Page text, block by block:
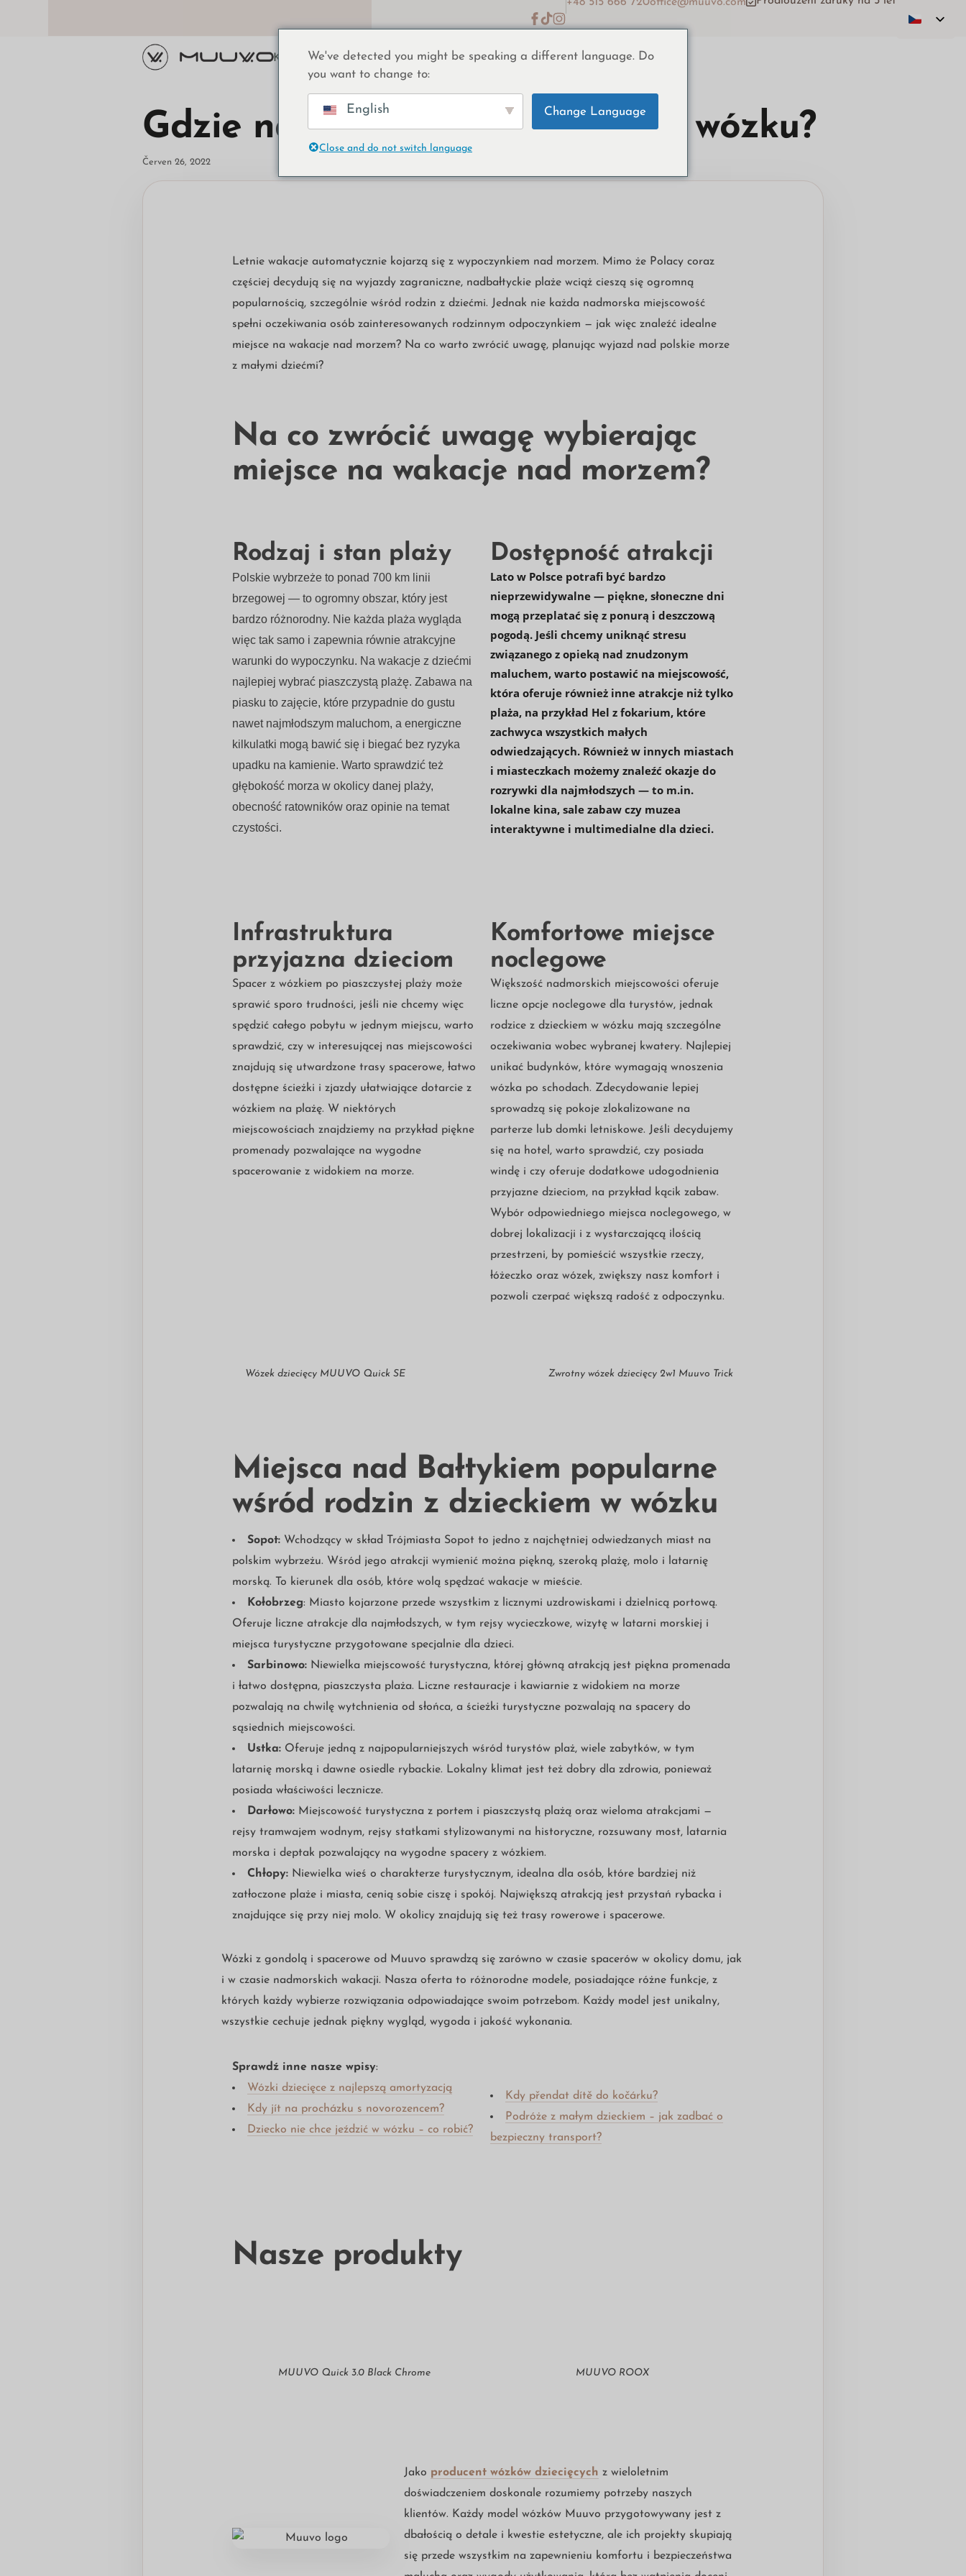
KočárkyžidličkyKde koupitO násPoradenstvíPomoc a kontakt
Gdzie nad morze z dzieckiem w wózku?
Červen 26, 2022
Letnie wakacje automatycznie kojarzą się z wypoczynkiem nad morzem. Mimo że Polacy coraz
częściej decydują się na wyjazdy zagraniczne, nadbałtyckie plaże wciąż cieszą się ogromną
popularnością, szczególnie wśród rodzin z dziećmi. Jednak nie każda nadmorska miejscowość
spełni oczekiwania osób zainteresowanych rodzinnym odpoczynkiem — jak więc znaleźć idealne
miejsce na wakacje nad morzem? Na co warto zwrócić uwagę, planując wyjazd nad polskie morze
z małymi dziećmi?
Na co zwrócić uwagę wybierając
miejsce na wakacje nad morzem?
Rodzaj i stan plaży
Polskie wybrzeże to ponad 700 km linii
brzegowej — to ogromny obszar, który jest
bardzo różnorodny. Nie każda plaża wygląda
więc tak samo i zapewnia równie atrakcyjne
warunki do wypoczynku. Na wakacje z dziećmi
najlepiej wybrać piaszczystą plażę. Zabawa na
piasku to zajęcie, które przypadnie do gustu
nawet najmłodszym maluchom, a energiczne
kilkulatki mogą bawić się i biegać bez ryzyka
upadku na kamienie. Warto sprawdzić też
głębokość morza w okolicy danej plaży,
obecność ratowników oraz opinie na temat
czystości.
Dostępność atrakcji
Lato w Polsce potrafi być bardzo
nieprzewidywalne — piękne, słoneczne dni
mogą przeplatać się z ponurą i deszczową
pogodą. Jeśli chcemy uniknąć stresu
związanego z opieką nad znudzonym
maluchem, warto postawić na miejscowość,
która oferuje również inne atrakcje niż tylko
plaża, na przykład Hel z fokarium, które
zachwyca wszystkich małych
odwiedzających. Również w innych miastach
i miasteczkach możemy znaleźć okazje do
rozrywki dla najmłodszych — to m.in.
lokalne kina, sale zabaw czy muzea
interaktywne i multimedialne dla dzieci.
Infrastruktura
przyjazna dzieciom
Spacer z wózkiem po piaszczystej plaży może
sprawić sporo trudności, jeśli nie chcemy więc
spędzić całego pobytu w jednym miejscu, warto
sprawdzić, czy w interesującej nas miejscowości
znajdują się utwardzone trasy spacerowe, łatwo
dostępne ścieżki i zjazdy ułatwiające dotarcie z
wózkiem na plażę. W niektórych
miejscowościach znajdziemy na przykład piękne
promenady pozwalające na wygodne
spacerowanie z widokiem na morze.
Komfortowe miejsce
noclegowe
Większość nadmorskich miejscowości oferuje
liczne opcje noclegowe dla turystów, jednak
rodzice z dzieckiem w wózku mają szczególne
oczekiwania wobec wybranej kwatery. Najlepiej
unikać budynków, które wymagają wnoszenia
wózka po schodach. Zdecydowanie lepiej
sprowadzą się pokoje zlokalizowane na
parterze lub domki letniskowe. Jeśli decydujemy
się na hotel, warto sprawdzić, czy posiada
windę i czy oferuje dodatkowe udogodnienia
przyjazne dzieciom, na przykład kącik zabaw.
Wybór odpowiedniego miejsca noclegowego, w
dobrej lokalizacji i z wystarczającą ilością
przestrzeni, by pomieścić wszystkie rzeczy,
łóżeczko oraz wózek, zwiększy nasz komfort i
pozwoli czerpać większą radość z odpoczynku.
Wózek dziecięcy MUUVO Quick SE Zwrotny wózek dziecięcy 2w1 Muuvo Trick
Miejsca nad Bałtykiem popularne
wśród rodzin z dzieckiem w wózku
Sopot: Wchodzący w skład Trójmiasta Sopot to jedno z najchętniej odwiedzanych miast na
polskim wybrzeżu. Wśród jego atrakcji wymienić można piękną, szeroką plażę, molo i latarnię
morską. To kierunek dla osób, które wolą spędzać wakacje w mieście.
Kołobrzeg: Miasto kojarzone przede wszystkim z licznymi uzdrowiskami i dzielnicą portową.
Oferuje liczne atrakcje dla najmłodszych, w tym rejsy wycieczkowe, wizytę w latarni morskiej i
miejsca turystyczne przygotowane specjalnie dla dzieci.
Sarbinowo: Niewielka miejscowość turystyczna, której główną atrakcją jest piękna promenada
i łatwo dostępna, piaszczysta plaża. Liczne restauracje i kawiarnie z widokiem na morze
pozwalają na chwilę wytchnienia od słońca, a ścieżki turystyczne pozwalają na spacery do
sąsiednich miejscowości.
Ustka: Oferuje jedną z najpopularniejszych wśród turystów plaż, wiele zabytków, w tym
latarnię morską i dawne osiedle rybackie. Lokalny klimat jest też dobry dla zdrowia, ponieważ
posiada właściwości lecznicze.
Darłowo: Miejscowość turystyczna z portem i piaszczystą plażą oraz wieloma atrakcjami —
rejsy tramwajem wodnym, rejsy statkami stylizowanymi na historyczne, rozsuwany most, latarnia
morska i deptak pozwalający na wygodne spacery z wózkiem.
Chłopy: Niewielka wieś o charakterze turystycznym, idealna dla osób, które bardziej niż
zatłoczone plaże i miasta, cenią sobie ciszę i spokój. Największą atrakcją jest przystań rybacka i
znajdujące się przy niej molo. W okolicy znajdują się też trasy rowerowe i spacerowe.
Wózki z gondolą i spacerowe od Muuvo sprawdzą się zarówno w czasie spacerów w okolicy domu, jak
i w czasie nadmorskich wakacji. Nasza oferta to różnorodne modele, posiadające różne funkcje, z
których każdy wybierze rozwiązania odpowiadające swoim potrzebom. Każdy model jest unikalny,
wszystkie cechuje jednak piękny wygląd, wygoda i jakość wykonania.
Sprawdź inne nasze wpisy:
Wózki dziecięce z najlepszą amortyzacją
Kdy jít na procházku s novorozencem?
Dziecko nie chce jeździć w wózku – co robić?
Kdy přendat dítě do kočárku?
Podróże z małym dzieckiem – jak zadbać o
bezpieczny transport?
Nasze produkty
MUUVO Quick 3.0 Black Chrome MUUVO ROOX
Jako producent wózków dziecięcych z wieloletnim
doświadczeniem doskonale rozumiemy potrzeby naszych
klientów. Każdy model wózków Muuvo przygotowywany jest z
dbałością o detale i kwestie estetyczne, ale ich projekty skupiają
się przede wszystkim na zapewnieniu komfortu i bezpieczeństwa
volitelné.
Jsou
nezbytné
fungování
stránek.
Abychom
mohli
zlepšovat
funkčnost a
webových
stránek na
základě
toho, jak se
stránky
používají.
vaší návštěvě
co nejlépe.
Pokud tyto
cookies
odmítnete,
některé
funkce z
webu zmizí.
Marketing
Sdílením svých
zájmů a chování
při návštěvě
našich stránek
zvyšujete šanci na
zobrazení
personalizovaného
We've detected you might be speaking a different language. Do
you want to change to:
English Change Language
Close and do not switch language